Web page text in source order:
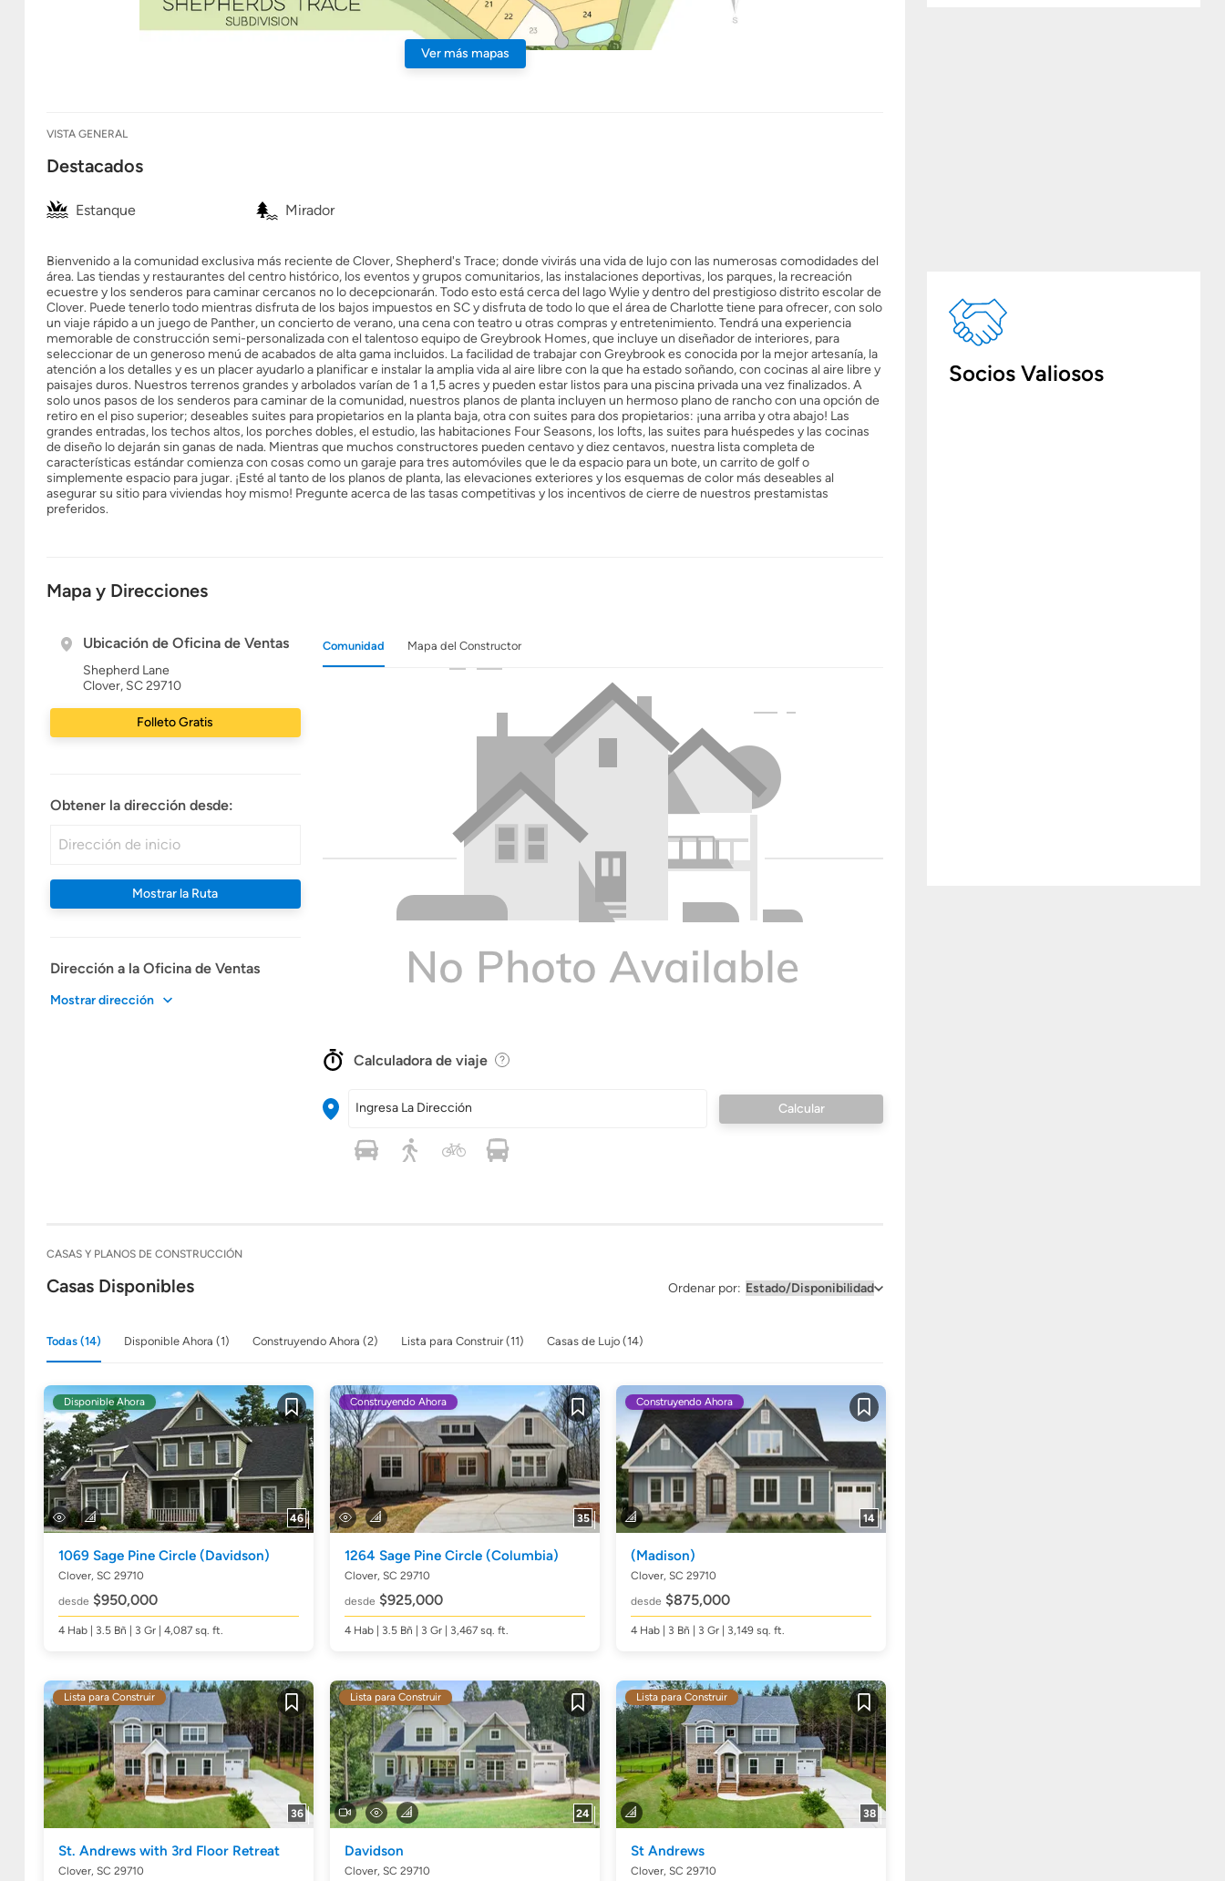
Socios Valiosos
Ver más mapas
VISTA GENERAL
Destacados
Estanque Mirador
Bienvenido a la comunidad exclusiva más reciente de Clover, Shepherd's Trace; donde vivirás una vida de lujo con las numerosas comodidades del
área. Las tiendas y restaurantes del centro histórico, los eventos y grupos comunitarios, las instalaciones deportivas, los parques, la recreación
ecuestre y los senderos para caminar cercanos no lo decepcionarán. Todo esto está cerca del lago Wylie y dentro del prestigioso distrito escolar de
Clover. Puede tenerlo todo mientras disfruta de los bajos impuestos en SC y disfruta de todo lo que el área de Charlotte tiene para ofrecer, con solo
un viaje rápido a un juego de Panther, un concierto de verano, una cena con teatro u otras compras y entretenimiento. Tendrá una experiencia
memorable de construcción semi-personalizada con el talentoso equipo de Greybrook Homes, que incluye un diseñador de interiores, para
seleccionar de un generoso menú de acabados de alta gama incluidos. La facilidad de trabajar con Greybrook es conocida por la mejor artesanía, la
atención a los detalles y es un placer ayudarlo a planificar e instalar la amplia vida al aire libre con la que ha estado soñando, con cocinas al aire libre y
paisajes duros. Nuestros terrenos grandes y arbolados varían de 1 a 1,5 acres y pueden estar listos para una piscina privada una vez finalizados. A
solo unos pasos de los senderos para caminar de la comunidad, nuestros planos de planta incluyen un hermoso plano de rancho con una opción de
retiro en el piso superior; deseables suites para propietarios en la planta baja, otra con suites para dos propietarios: ¡una arriba y otra abajo! Las
grandes entradas, los techos altos, los porches dobles, el estudio, las habitaciones Four Seasons, los lofts, las suites para huéspedes y las cocinas
de diseño lo dejarán sin ganas de nada. Mientras que muchos constructores pueden centavo y diez centavos, nuestra lista completa de
características estándar comienza con cosas como un garaje para tres automóviles que le da espacio para un bote, un carrito de golf o
simplemente espacio para jugar. ¡Esté al tanto de los planos de planta, las elevaciones exteriores y los esquemas de color más deseables al
asegurar su sitio para viviendas hoy mismo! Pregunte acerca de las tasas competitivas y los incentivos de cierre de nuestros prestamistas
preferidos.
Mapa y Direcciones
Ubicación de Oficina de Ventas
Shepherd Lane
Clover, SC 29710
Folleto Gratis
Obtener la dirección desde:
Mostrar la Ruta
Dirección a la Oficina de Ventas
Mostrar dirección
Comunidad Mapa del Constructor
Calculadora de viaje
Ingresa La Dirección
CASAS Y PLANOS DE CONSTRUCCIÓN
Casas Disponibles Ordenar por:
Todas (14) Disponible Ahora (1) Construyendo Ahora (2) Lista para Construir (11) Casas de Lujo (14)
Guardar
46
Disponible Ahora
1069 Sage Pine Circle (Davidson)
Clover, SC 29710
desde $950,000
4 Hab | 3.5 Bñ | 3 Gr | 4,087 sq. ft.
Guardar
35
Construyendo Ahora
1264 Sage Pine Circle (Columbia)
Clover, SC 29710
desde $925,000
4 Hab| 3.5 Bñ | 3 Gr | 3,467 sq. ft.
Guardar
14
Construyendo Ahora
(Madison)
Clover, SC 29710
desde $875,000
4 Hab| 3 Bñ | 3 Gr | 3,149 sq. ft.
Guardar
36
Lista para Construir
St. Andrews with 3rd Floor Retreat
Clover, SC 29710
Guardar
24
Lista para Construir
Davidson
Clover, SC 29710
Guardar
38
Lista para Construir
St Andrews
Clover, SC 29710